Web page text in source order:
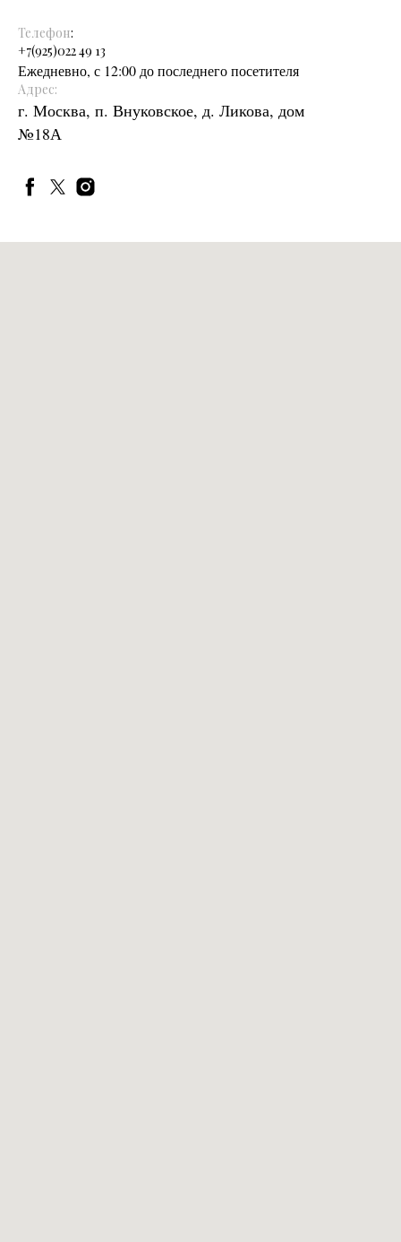
Телефон:
+7(925)022 49 13
Ежедневно, с 12:00 до последнего посетителя
Адрес:
г. Москва, п. Внуковское, д. Ликова, дом
№18А